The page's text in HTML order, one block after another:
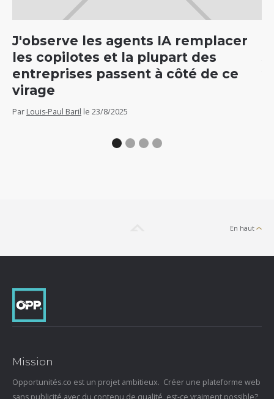
J'observe les agents IA remplacer
les copilotes et la plupart des
entreprises passent à côté de ce
virage
Par Louis-Paul Baril le 23/8/2025
En haut
Mission
Opportunités.co est un projet ambitieux. Créer une plateforme web